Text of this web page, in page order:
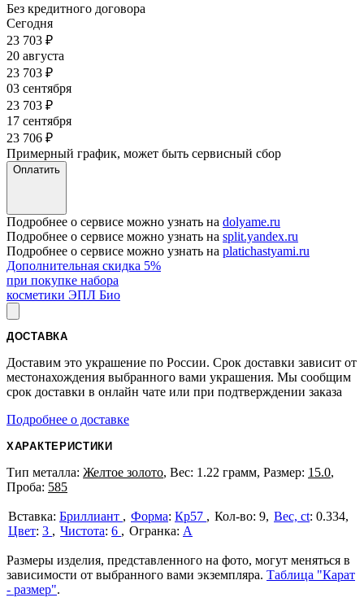
Без кредитного договора
Сегодня
23 703 ₽
20 августа
23 703 ₽
03 сентября
23 703 ₽
17 сентября
23 706 ₽
Примерный график, может быть сервисный сбор
Оплатить
Подробнее о сервисе можно узнать на dolyame.ru
Подробнее о сервисе можно узнать на split.yandex.ru
Подробнее о сервисе можно узнать на platichastyami.ru
Дополнительная скидка 5%
при покупке набора
косметики ЭПЛ Био
ДОСТАВКА
Доставим это украшение по России. Срок доставки зависит от
местонахождения выбранного вами украшения. Мы сообщим
срок доставки в онлайн чате или при подтверждении заказа
Подробнее о доставке
ХАРАКТЕРИСТИКИ
Тип металла: Желтое золото, Вес: 1.22 грамм, Размер: 15.0,
Проба: 585
Бриллиант Форма: Кр57 9 Вес, ct: 0.334
Цвет: 3 Чистота: 6 А
Размеры изделия, представленного на фото, могут меняться в
зависимости от выбранного вами экземпляра. Таблица "Карат
- размер".